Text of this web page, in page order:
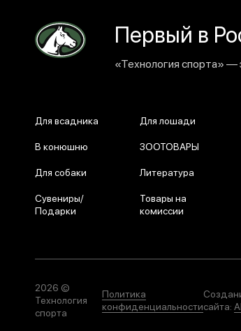
Первый в
«Технология спорта» —
Для всадника Для лошади
В конюшню ЗООТОВАРЫ
Для собаки Литература
Сувениры/
Подарки
Товары на
комиссии
2026 ©
Технология
спорта
Политика
конфиденциальностисайта: